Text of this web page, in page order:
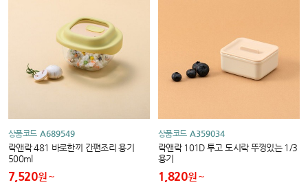
상품코드 A689549
락앤락 481 바로한끼 간편조리 용기
500ml
7,520원
상품코드 A359034
락앤락 101D 투고 도시락 뚜껑있는 1/3
용기
1,820원